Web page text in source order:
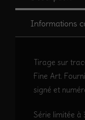
-
Arche
de
Informations
Tirage sur
Fine Art.
signé et
Série limitée à